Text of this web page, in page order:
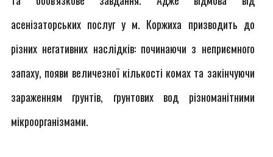
асенізаторських послуг у м. Коржиха призводить до
різних негативних наслідків: починаючи з неприємного
запаху, появи величезної кількості комах та закінчуючи
зараженням ґрунтів, ґрунтових вод різноманітними
мікроорганізмами.